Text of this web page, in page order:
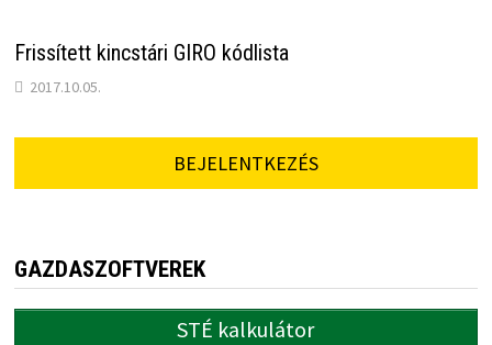
Frissített kincstári GIRO kódlista
2017.10.05.
BEJELENTKEZÉS
GAZDASZOFTVEREK
STÉ kalkulátor